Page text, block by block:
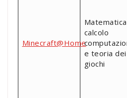
Minecraft@Home
calcolo
e teoria dei
giochi